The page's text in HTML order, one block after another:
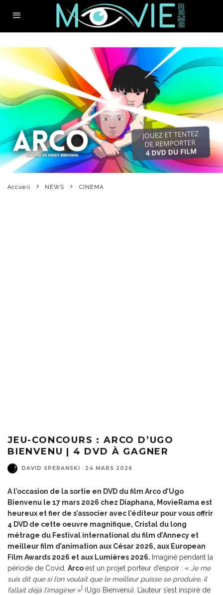
Accueil NEWS CINEMA
JEU-CONCOURS : ARCO D’UGO
BIENVENU | 4 DVD À GAGNER
DAVID SPERANSKI · 24 MARS 2026
A l’occasion de la sortie en DVD du film Arco d’Ugo
Bienvenu le 17 mars 2026 chez Diaphana, MovieRama est
heureux et fier de s’associer avec l’éditeur pour vous offrir
4 DVD de cette oeuvre magnifique, Cristal du long
métrage du Festival international du film d’Annecy et
meilleur film d’animation aux César 2026, aux European
Film Awards 2026 et aux Lumières 2026. Imaginé pendant la
période de Covid, Arcoest un projet porteur d’espoir : « Je me
suis dit que si l’on voulait que le meilleur puisse se produire, il
fallait déjà l’imaginer»[ (Ugo Bienvenu). L’auteur s’est inspiré de